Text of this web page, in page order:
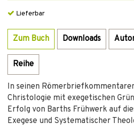
Lieferbar
Zum Buch Downloads
Reihe
In seinen
Christologie mit exegetischen
Erfolg von Barths Frühwerk auf
Exegese und Systematischer